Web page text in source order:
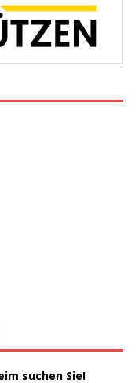
suchen Sie!